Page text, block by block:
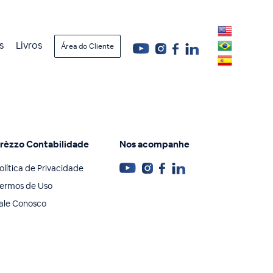
Livros Área do Cliente
Contabilidade
de Privacidade
de Uso
Conosco
Nos acompanhe